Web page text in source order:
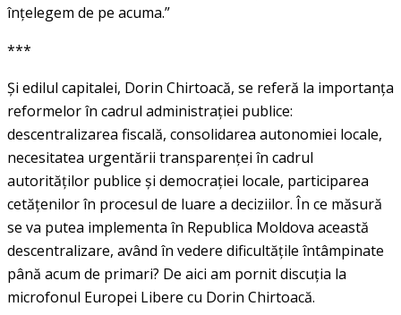
înţelegem de pe acuma.”
***
Şi edilul capitalei, Dorin Chirtoacă, se referă la importanţa
reformelor în cadrul administraţiei publice:
descentralizarea fiscală, consolidarea autonomiei locale,
necesitatea urgentării transparenţei în cadrul
autorităţilor publice şi democraţiei locale, participarea
cetăţenilor în procesul de luare a deciziilor. În ce măsură
se va putea implementa în Republica Moldova această
descentralizare, având în vedere dificultăţile întâmpinate
până acum de primari? De aici am pornit discuţia la
microfonul Europei Libere cu Dorin Chirtoacă.